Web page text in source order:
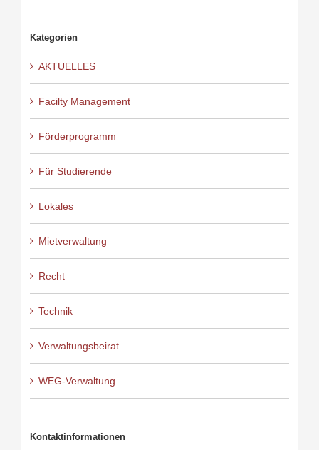
Kategorien
AKTUELLES
Facilty Management
Förderprogramm
Für Studierende
Lokales
Mietverwaltung
Recht
Technik
Verwaltungsbeirat
WEG-Verwaltung
Kontaktinformationen